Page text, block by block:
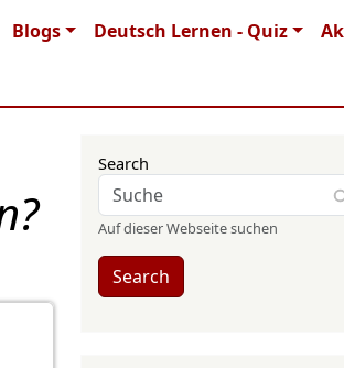
Blogs Deutsch Lernen - Quiz
Search
Auf dieser Webseite suchen
Search